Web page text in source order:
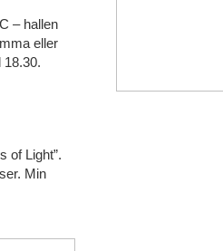
– hallen
eller
of Light”.
Min